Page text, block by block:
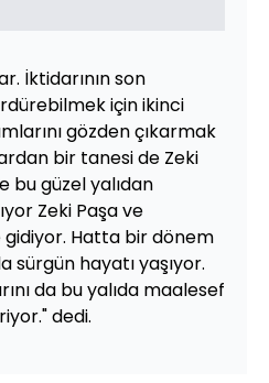
İktidarının son
için ikinci
gözden çıkarmak
bir tanesi de Zeki
bu güzel yalıdan
Zeki Paşa ve
gidiyor. Hatta bir dönem
sürgün hayatı yaşıyor.
da bu yalıda maalesef
dedi.